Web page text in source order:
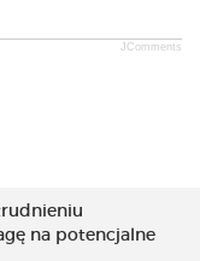
JComments